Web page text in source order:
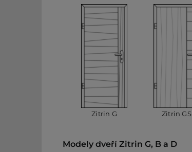
Zitrin G Zitrin GS
Modely dveří Zitrin G, B a D